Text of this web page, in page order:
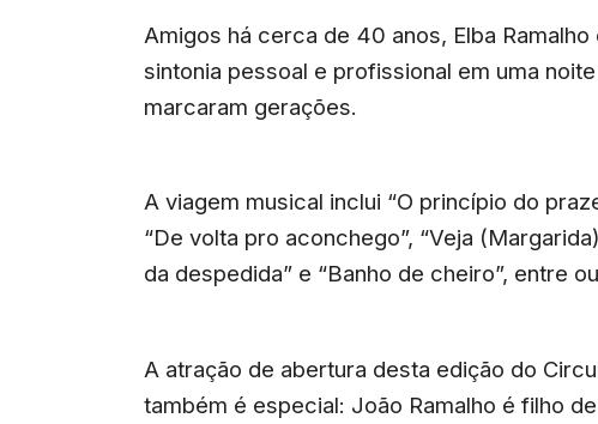
Amigos há cerca de 40 anos, Elba
sintonia pessoal e profissional em uma
marcaram gerações.
A viagem musical inclui “O princípio do
“De volta pro aconchego”, “Veja
da despedida” e “Banho de cheiro”, entre
A atração de abertura desta edição do
também é especial: João Ramalho é filho